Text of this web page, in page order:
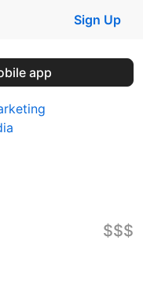
Sign Up
app
$$$